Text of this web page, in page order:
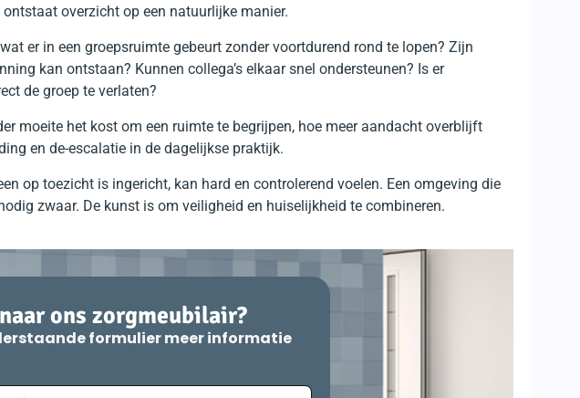
overzicht op een natuurlijke manier.
er in een groepsruimte gebeurt zonder voortdurend rond te lopen? Zijn
kan ontstaan? Kunnen collega’s elkaar snel ondersteunen? Is er
de groep te verlaten?
moeite het kost om een ruimte te begrijpen, hoe meer aandacht overblijft
en de-escalatie in de dagelijkse praktijk.
op toezicht is ingericht, kan hard en controlerend voelen. Een omgeving die
zwaar. De kunst is om veiligheid en huiselijkheid te combineren.
ons zorgmeubilair?
formulier meer informatie